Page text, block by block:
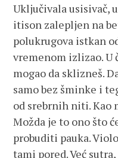
Uključivala usisivač,
itison zalepljen na
polukrugova istkan
vremenom izlizao. U
mogao da sklizneš.
samo bez šminke i
od srebrnih niti. Kao
Možda je to ono što
probuditi pauka.
tami pored. Već